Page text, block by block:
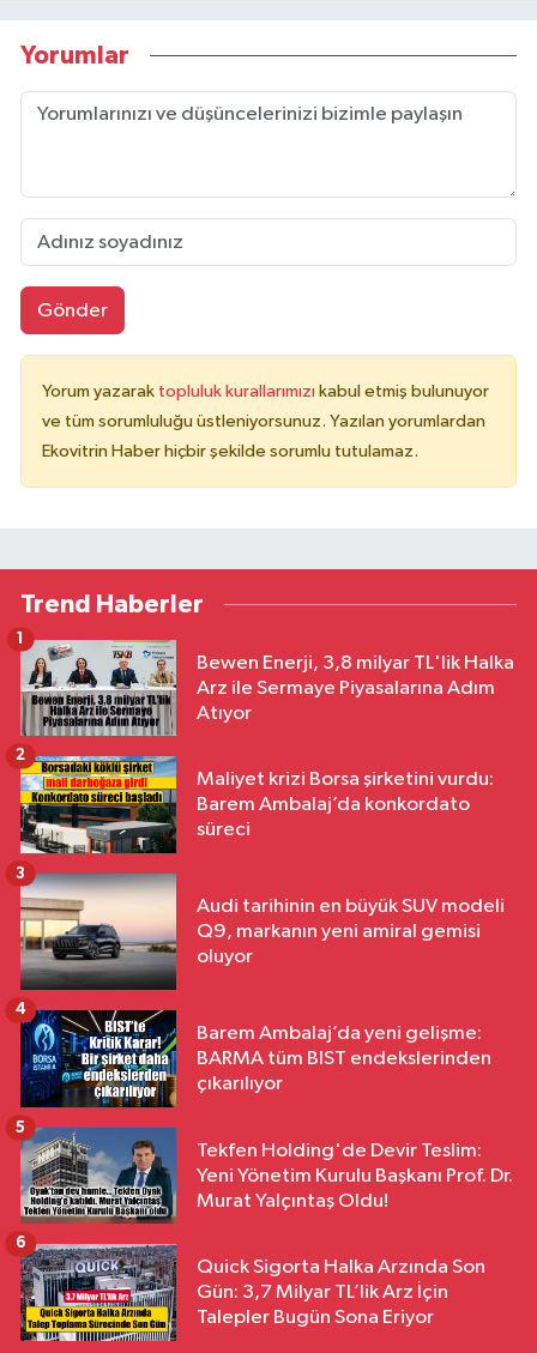
Yorumlar
Gönder
Yorum yazarak topluluk kurallarımızı kabul etmiş bulunuyor
ve tüm sorumluluğu üstleniyorsunuz. Yazılan yorumlardan
Ekovitrin Haber hiçbir şekilde sorumlu tutulamaz.
Trend Haberler
Bewen Enerji, 3,8 milyar TL'lik Halka
Arz ile Sermaye Piyasalarına Adım
Atıyor
1
Maliyet krizi Borsa şirketini vurdu:
Barem Ambalaj’da konkordato
süreci
2
Audi tarihinin en büyük SUV modeli
Q9, markanın yeni amiral gemisi
oluyor
3
Barem Ambalaj’da yeni gelişme:
BARMA tüm BIST endekslerinden
çıkarılıyor
4
Tekfen Holding'de Devir Teslim:
Yeni Yönetim Kurulu Başkanı Prof. Dr.
Murat Yalçıntaş Oldu!
5
Quick Sigorta Halka Arzında Son
Gün: 3,7 Milyar TL’lik Arz İçin
Talepler Bugün Sona Eriyor
6